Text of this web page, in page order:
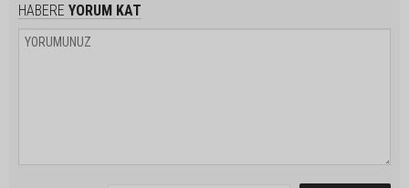
HABERE YORUM KAT